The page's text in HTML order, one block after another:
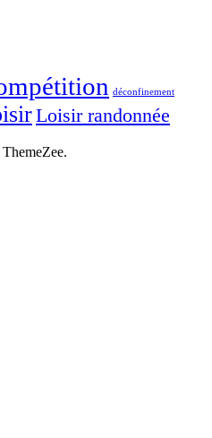
déconfinement
Loisir randonnée